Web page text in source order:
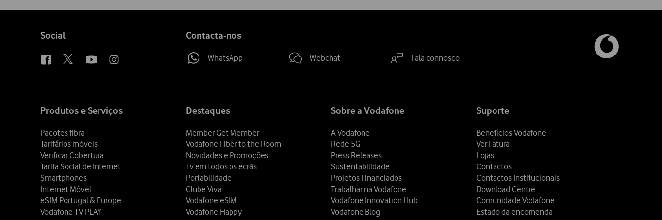
85cb-8800-8599-
Follow
Social Contacta-nos
WhatsApp Webchat Fala connosco
Produtos e Serviços
Pacotes fibra
Tarifários móveis
Verificar Cobertura
Tarifa Social de Internet
Smartphones
Internet Móvel
eSIM Portugal & Europe
Vodafone TV PLAY
Destaques
Member Get Member
Vodafone Fiber to the Room
Novidades e Promoções
Tv em todos os ecrãs
Portabilidade
Clube Viva
Vodafone eSIM
Vodafone Happy
Sobre a Vodafone
A Vodafone
Rede 5G
Press Releases
Sustentabilidade
Projetos Financiados
Trabalhar na Vodafone
Vodafone Innovation Hub
Vodafone Blog
Suporte
Benefícios Vodafone
Ver Fatura
Lojas
Contactos
Contactos Institucionais
Download Centre
Comunidade Vodafone
Estado da encomenda